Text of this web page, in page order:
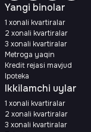
Yangi binolar
1 xonali kvartiralar
2 xonali kvartiralar
3 xonali kvartiralar
Metroga yaqin
Kredit rejasi mavjud
Ipoteka
Ikkilamchi uylar
1 xonali kvartiralar
2 xonali kvartiralar
3 xonali kvartiralar